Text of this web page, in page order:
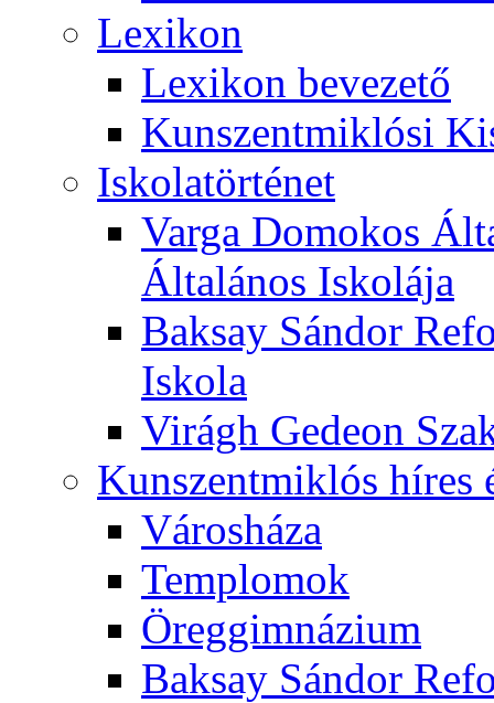
Lexikon
Lexikon bevezető
Kunszentmiklósi
Iskolatörténet
Varga Domokos
Általános Iskolája
Baksay Sándor
Iskola
Virágh Gedeon
Kunszentmiklós híres
Városháza
Templomok
Öreggimnázium
Baksay Sándor